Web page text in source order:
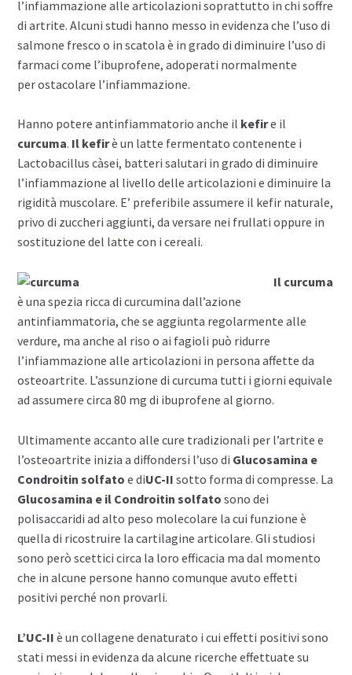
l’infiammazione alle articolazioni soprattutto in chi soffre
di artrite. Alcuni studi hanno messo in evidenza che l’uso di
salmone fresco o in scatola è in grado di diminuire l’uso di
farmaci come l’ibuprofene, adoperati normalmente
per ostacolare l’infiammazione.
Hanno potere antinfiammatorio anche il kefire il
curcuma. Il kefirè un latte fermentato contenente i
Lactobacillus càsei, batteri salutari in grado di diminuire
l’infiammazione al livello delle articolazioni e diminuire la
rigidità muscolare. E’ preferibile assumere il kefir naturale,
privo di zuccheri aggiunti, da versare nei frullati oppure in
sostituzione del latte con i cereali.
Il curcuma
è una spezia ricca di curcumina dall’azione
antinfiammatoria, che se aggiunta regolarmente alle
verdure, ma anche al riso o ai fagioli può ridurre
l’infiammazione alle articolazioni in persona affette da
osteoartrite. L’assunzione di curcuma tutti i giorni equivale
ad assumere circa 80 mg di ibuprofene al giorno.
Ultimamente accanto alle cure tradizionali per l’artrite e
l’osteoartrite inizia a diffondersi l’uso di Glucosamina e
Condroitin solfato e diUC-II sotto forma di compresse. La
Glucosamina e il Condroitin solfato sono dei
polisaccaridi ad alto peso molecolare la cui funzione è
quella di ricostruire la cartilagine articolare. Gli studiosi
sono però scettici circa la loro efficacia ma dal momento
che in alcune persone hanno comunque avuto effetti
positivi perché non provarli.
L’UC-II è un collagene denaturato i cui effetti positivi sono
stati messi in evidenza da alcune ricerche effettuate su